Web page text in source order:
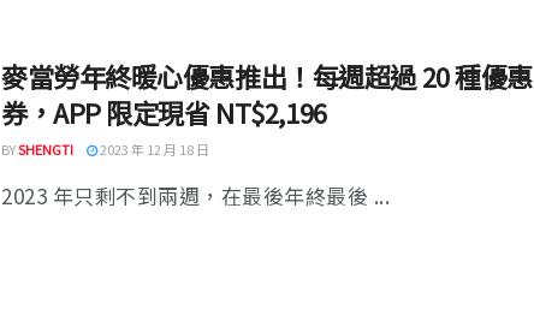
麥當勞年終暖心優惠推出！每週超過 20 種優惠
券，APP 限定現省 NT$2,196
BYSHENGTI 2023 年 12 月 18 日
2023 年只剩不到兩週，在最後年終最後 ...